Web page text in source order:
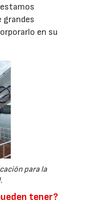
grandes
en su
para la
tener?